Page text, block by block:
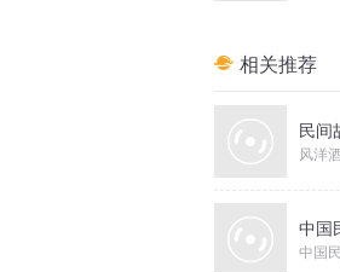
相关推荐
民间
风洋
中国
中国